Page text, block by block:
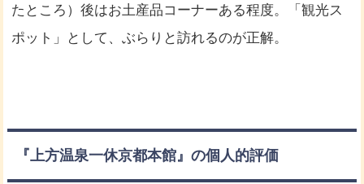
たところ）後はお土産品コーナーある程度。「観光ス
ポット」として、ぶらりと訪れるのが正解。
『上方温泉一休京都本館』の個人的評価